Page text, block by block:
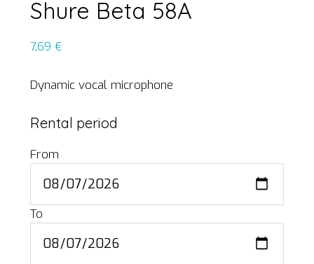
Shure Beta 58A
7,69 €
Dynamic vocal microphone
Rental period
From
To